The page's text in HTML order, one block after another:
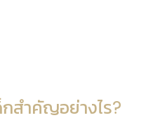
สำคัญอย่างไร?